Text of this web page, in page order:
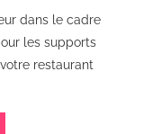
dans le cadre
les supports
restaurant